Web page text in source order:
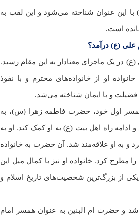
این عنوان شناخته می‌شود و این لقب به
است.
(ع) درآمد؟
در یک ماجرای معنادار به این مقام رسید.
او از خانواده‌های محترم و با نفوذ
فضیلت و با ایمان شناخته می‌شد.
اول خود، حضرت فاطمه زهرا (س)، به
ادامه راه اهل بیت (ع) به او کمک کند. او به
به او علاقه‌مند شد. آن حضرت به خانواده
مطرح کرد. خانواده او نیز با کمال میل این
یکی از بزرگ‌ترین شخصیت‌های تاریخ اسلام و
شد و حضرت ام البنین به عنوان همسر امام